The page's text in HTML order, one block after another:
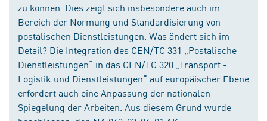
zu können. Dies zeigt sich insbesondere auch im
Bereich der Normung und Standardisierung von
postalischen Dienstleistungen. Was ändert sich im
Detail? Die Integration des CEN/TC 331 „Postalische
Dienstleistungen“ in das CEN/TC 320 „Transport -
Logistik und Dienstleistungen“ auf europäischer Ebene
erfordert auch eine Anpassung der nationalen
Spiegelung der Arbeiten. Aus diesem Grund wurde